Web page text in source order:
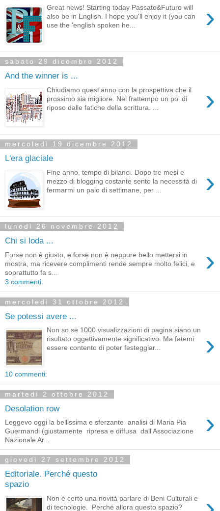
›
Great news! Starting today Passato&Futuro will
also be in English. I hope you'll enjoy it (you can
use the 'english spoken he...
sabato 29 dicembre 2012
And the winner is ...
›
Chiudiamo quest'anno con la prospettiva che il
prossimo sia migliore. Nel frattempo un po' di
riposo dalle fatiche della scrittura. ...
mercoledì 19 dicembre 2012
L'era glaciale
›
Fine anno, tempo di bilanci. Dopo tre mesi e
mezzo di blogging costante sento la necessità di
fermarmi un paio di settimane, per ...
lunedì 26 novembre 2012
Chi si loda ...
›
Forse non è giusto, e forse non è neppure bello mettersi in
mostra, ma ricevere complimenti rende sempre molto felici, e
soprattutto fa s...
3 commenti:
mercoledì 31 ottobre 2012
Se potessi avere ...
›
Non so se 1000 visualizzazioni di pagina siano un
risultato oggettivamente significativo. Ma fatemi
essere contento di poter festeggiar...
10 commenti:
martedì 2 ottobre 2012
Desolation row ›
Leggevo oggi la bellissima e sferzante analisi di Maria Pia
Guermandi (giustamente ripresa e diffusa dall'Associazione
Nazionale Ar...
giovedì 27 settembre 2012
Editoriale. Perché questo
spazio
Non è certo una novità parlare di Beni Culturali e
di tecnologie. Perché allora questo spazio?